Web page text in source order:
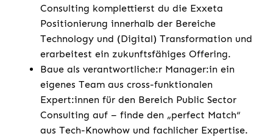
Consulting komplettierst du die Exxeta
Positionierung innerhalb der Bereiche
Technology und (Digital) Transformation und
erarbeitest ein zukunftsfähiges Offering.
Baue als verantwortliche:r Manager:in ein
eigenes Team aus cross-funktionalen
Expert:innen für den Bereich Public Sector
Consulting auf – finde den „perfect Match“
aus Tech-Knowhow und fachlicher Expertise.